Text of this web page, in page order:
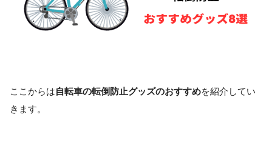
ここからは自転車の転倒防止グッズのおすすめを紹介してい
きます。